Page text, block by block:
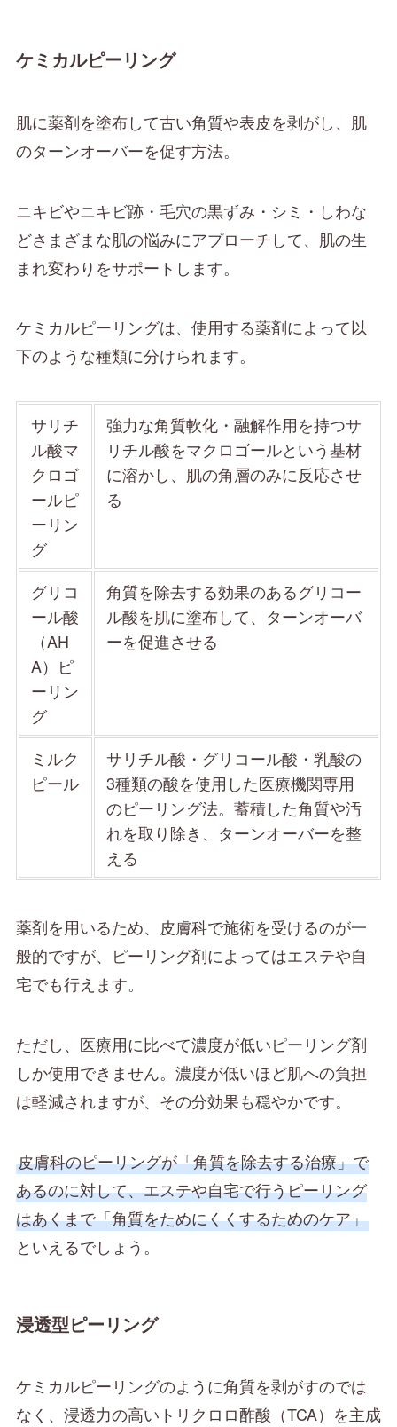
ケミカルピーリング
肌に薬剤を塗布して古い角質や表皮を剥がし、肌
のターンオーバーを促す方法。
ニキビやニキビ跡・毛穴の黒ずみ・シミ・しわな
どさまざまな肌の悩みにアプローチして、肌の生
まれ変わりをサポートします。
ケミカルピーリングは、使用する薬剤によって以
下のような種類に分けられます。
サリチ
ル酸マ
クロゴ
ールピ
ーリン
グ
強力な角質軟化・融解作用を持つサ
リチル酸をマクロゴールという基材
に溶かし、肌の角層のみに反応させ
る
グリコ
ール酸
（AH
A）ピ
ーリン
グ
角質を除去する効果のあるグリコー
ル酸を肌に塗布して、ターンオーバ
ーを促進させる
ミルク
ピール
サリチル酸・グリコール酸・乳酸の
3種類の酸を使用した医療機関専用
のピーリング法。蓄積した角質や汚
れを取り除き、ターンオーバーを整
える
薬剤を用いるため、皮膚科で施術を受けるのが一
般的ですが、ピーリング剤によってはエステや自
宅でも行えます。
ただし、医療用に比べて濃度が低いピーリング剤
しか使用できません。濃度が低いほど肌への負担
は軽減されますが、その分効果も穏やかです。
皮膚科のピーリングが「角質を除去する治療」で
あるのに対して、エステや自宅で行うピーリング
はあくまで「角質をためにくくするためのケア」
といえるでしょう。
浸透型ピーリング
ケミカルピーリングのように角質を剥がすのでは
なく、浸透力の高いトリクロロ酢酸（TCA）を主成